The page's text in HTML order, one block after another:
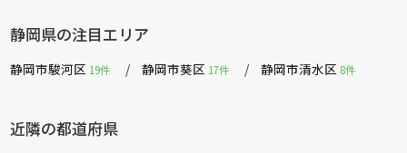
静岡県の注目エリア
静岡市駿河区 19件 静岡市葵区 17件 静岡市清水区 8件
近隣の都道府県